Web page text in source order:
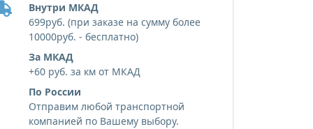
Внутри МКАД
699руб. (при заказе на сумму более
10000руб. - бесплатно)
За МКАД
+60 руб. за км от МКАД
По России
Отправим любой транспортной
компанией по Вашему выбору.